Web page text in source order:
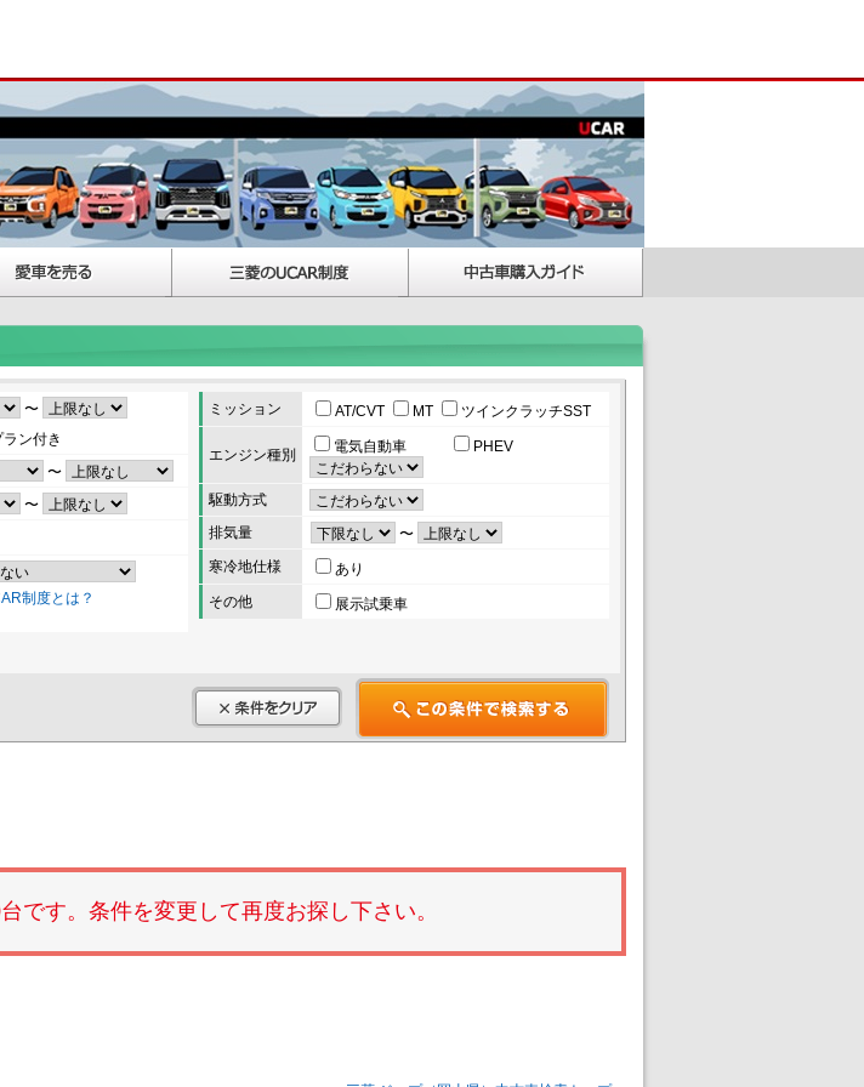
〜
ン付き
〜
〜
制度とは？
ミッション AT/CVT MT ツインクラッチSST
エンジン種別 電気自動車 PHEV
駆動方式
排気量
〜
寒冷地仕様
あり
その他
展示試乗車
です。条件を変更して再度お探し下さい。